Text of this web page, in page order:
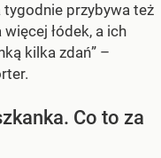
tygodnie przybywa też
łódek, a ich
kilka zdań” –
Co to za